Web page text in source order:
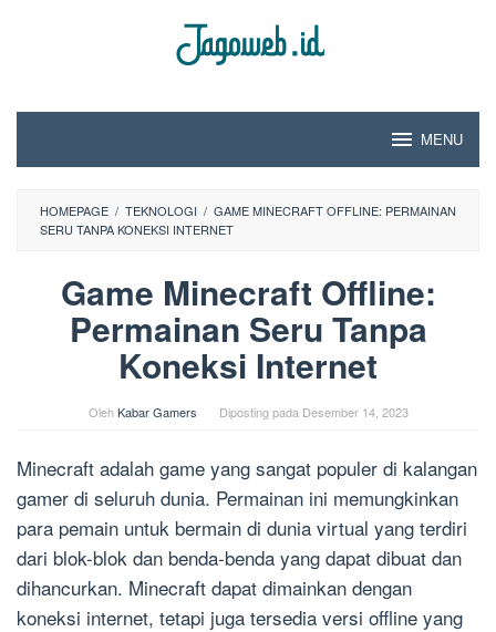
MENU
HOMEPAGE / TEKNOLOGI / GAME MINECRAFT OFFLINE: PERMAINAN
SERU TANPA KONEKSI INTERNET
Game Minecraft Offline:
Permainan Seru Tanpa
Koneksi Internet
OlehKabar Gamers Diposting pada Desember 14, 2023
Minecraft adalah game yang sangat populer di kalangan
gamer di seluruh dunia. Permainan ini memungkinkan
para pemain untuk bermain di dunia virtual yang terdiri
dari blok-blok dan benda-benda yang dapat dibuat dan
dihancurkan. Minecraft dapat dimainkan dengan
koneksi internet, tetapi juga tersedia versi offline yang